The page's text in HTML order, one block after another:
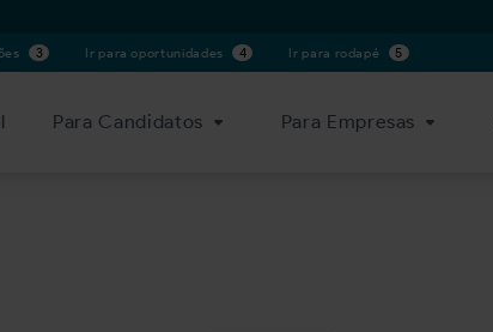
3 Ir para oportunidades 4 Ir para rodapé 5
Para Candidatos Para Empresas